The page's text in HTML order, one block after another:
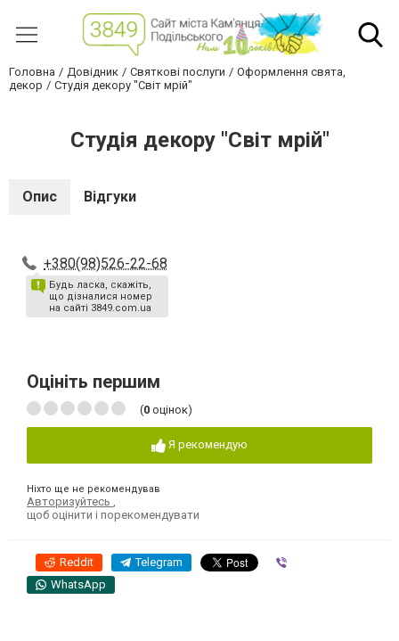
Головна Довідник Святкові послуги
Оформлення свята,
декор
Студія декору "Світ мрій"
Студія декору "Світ мрій"
Опис Відгуки
+380(98)526-22-68
Будь ласка, скажіть,
що дізналися номер
на сайті 3849.com.ua
Оцініть першим
(0 оцінок)
Я рекомендую
Ніхто ще не рекомендував
Авторизуйтесь
щоб оцінити і порекомендувати
Reddit Telegram
WhatsApp